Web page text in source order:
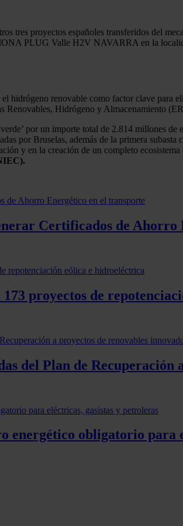
tres proyectos españoles transferidos del
PLUG Valle H2V NAVARRA en la
hidrógeno renovable como factor clave para
Renovables, Hidrógeno y Almacenamiento
por un importe total de 2.814 millones
por Bruselas, además de la primera
y en la creación de un completo
Certificados de Ahorro
proyectos de
del Plan de Recuperación
energético obligatorio para